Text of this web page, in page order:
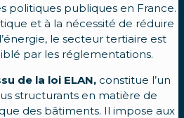
politiques publiques en France.
et à la nécessité de réduire
le secteur tertiaire est
par les réglementations.
de la loi ELAN,constitue l’un
structurants en matière de
des bâtiments. Il impose aux